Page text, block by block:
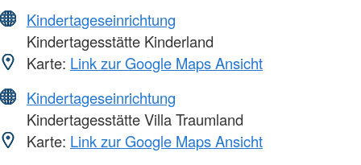
Kindertageseinrichtung
Kindertagesstätte Kinderland
Karte: Link zur Google Maps Ansicht
Kindertageseinrichtung
Kindertagesstätte Villa Traumland
Karte: Link zur Google Maps Ansicht